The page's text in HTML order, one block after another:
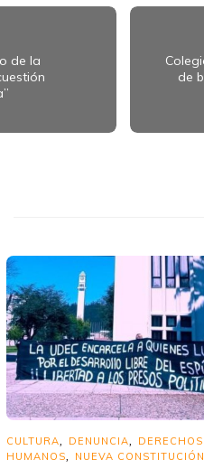
de la
de
CULTURA DENUNCIA
DERECHOS
HUMANOS
NUEVA CONSTITUCIÓN